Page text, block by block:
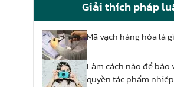
Giải thích pháp
Mã vạch hàng hóa là
Làm cách nào để bảo
quyền tác phẩm